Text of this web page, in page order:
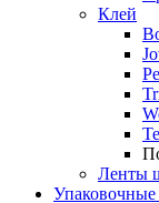
Клей
Ленты
Упаковочные